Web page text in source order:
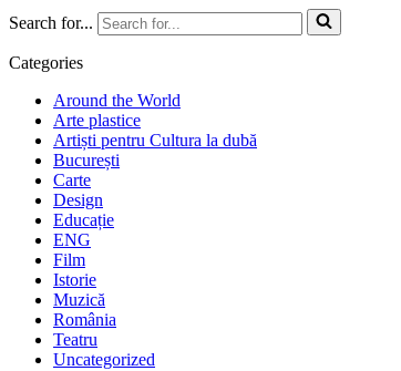
Search for...
Categories
Around the World
Arte plastice
Artiști pentru Cultura la dubă
București
Carte
Design
Educație
ENG
Film
Istorie
Muzică
România
Teatru
Uncategorized